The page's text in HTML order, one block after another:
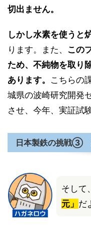
切出ません。
しかし水素を使うと
ります。また、 この
ため、不純物を取り
あります。 こちらの
城県の波崎研究開発
させ、今年、実証試
日本製鉄の挑戦③
そして、
元」 だ